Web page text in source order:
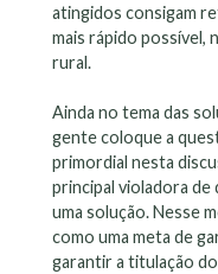
atingidos consigam
mais rápido possível,
rural.
Ainda no tema das
gente coloque a
primordial nesta
principal violadora de
uma solução. Nesse
como uma meta de
garantir a titulação